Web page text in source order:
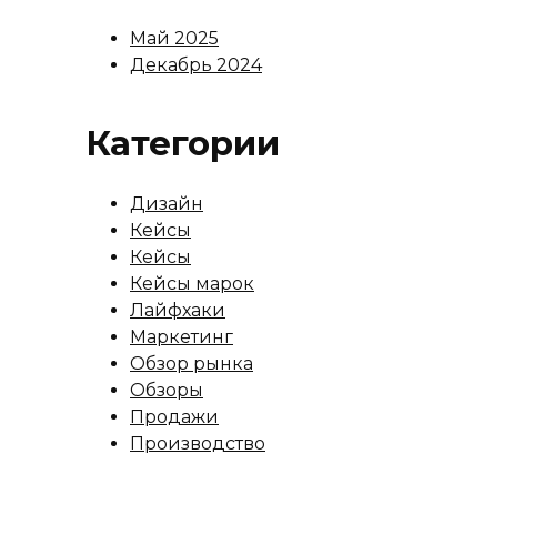
Май 2025
Декабрь 2024
Категории
Дизайн
Кейсы
Кейсы
Кейсы марок
Лайфхаки
Маркетинг
Обзор рынка
Обзоры
Продажи
Производство